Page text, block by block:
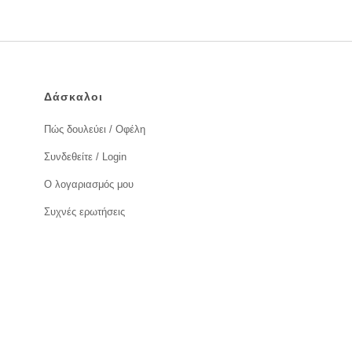
Δάσκαλοι
Πώς δουλεύει / Οφέλη
Συνδεθείτε / Login
Ο λογαριασμός μου
Συχνές ερωτήσεις